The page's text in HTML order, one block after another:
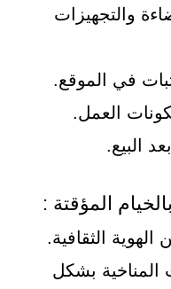
والتجهيزات
المؤقتة :
المناخية بشكل